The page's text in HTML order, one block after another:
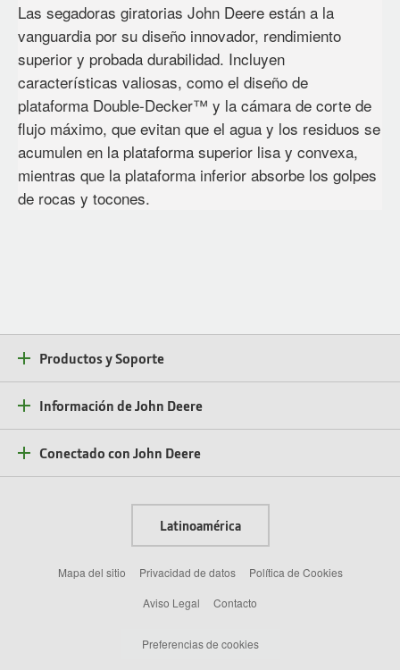
Las segadoras giratorias John Deere están a la
vanguardia por su diseño innovador, rendimiento
superior y probada durabilidad. Incluyen
características valiosas, como el diseño de
plataforma Double-Decker™ y la cámara de corte de
flujo máximo, que evitan que el agua y los residuos se
acumulen en la plataforma superior lisa y convexa,
mientras que la plataforma inferior absorbe los golpes
de rocas y tocones.
Productos y Soporte
Información de John Deere
Conectado con John Deere
Latinoamérica
Mapa del sitio Privacidad de datos
Política de Cookies
Aviso Legal
Contacto
Preferencias de cookies